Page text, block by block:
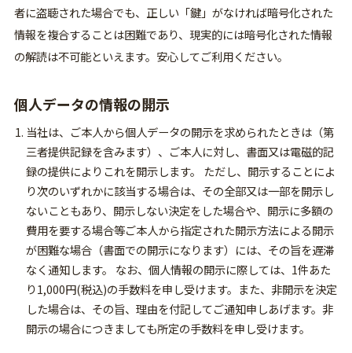
者に盗聴された場合でも、正しい「鍵」がなければ暗号化された
情報を複合することは困難であり、現実的には暗号化された情報
の解読は不可能といえます。安心してご利用ください。
個人データの情報の開示
当社は、ご本人から個人データの開示を求められたときは（第
三者提供記録を含みます）、ご本人に対し、書面又は電磁的記
録の提供によりこれを開示します。 ただし、開示することによ
り次のいずれかに該当する場合は、その全部又は一部を開示し
ないこともあり、開示しない決定をした場合や、開示に多額の
費用を要する場合等ご本人から指定された開示方法による開示
が困難な場合（書面での開示になります）には、その旨を遅滞
なく通知します。 なお、個人情報の開示に際しては、1件あた
り1,000円(税込)の手数料を申し受けます。また、非開示を決定
した場合は、その旨、理由を付記してご通知申しあげます。非
開示の場合につきましても所定の手数料を申し受けます。